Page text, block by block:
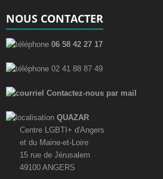
NOUS CONTACTER
06 58 42 27 17
02 41 88 87 49
Contactez-nous par mail
QUAZAR
Centre LGBTI+ d'Angers
et du Maine-et-Loire
15 rue de Jérusalem
49100 ANGERS